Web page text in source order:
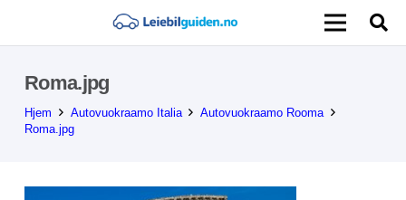
Roma.jpg
Hjem Autovuokraamo Italia
Autovuokraamo Rooma
Roma.jpg